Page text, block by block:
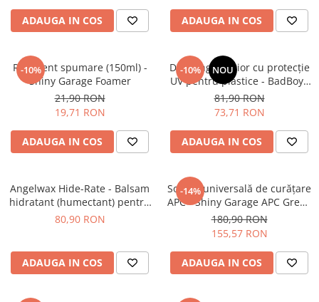
ADAUGA IN COS ADAUGA IN COS
-10%
Recipient spumare (150ml) -
Shiny Garage Foamer
21,90 RON
19,71 RON
ADAUGA IN COS
-10% NOU
Dressing interior cu protecție
UV pentru plastice - BadBoys
Interior Dressing Boys (500ml)
81,90 RON
73,71 RON
ADAUGA IN COS
Angelwax Hide-Rate - Balsam
hidratant (humectant) pentru
piele naturală (250ml)
80,90 RON
ADAUGA IN COS
-14%
Soluție universală de curățare
APC - Shiny Garage APC Green
(5L)
180,90 RON
155,57 RON
ADAUGA IN COS